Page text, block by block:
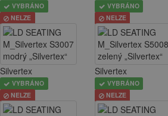
VYBRÁNO
NELZE
VYBRÁNO
NELZE
Silvertex
VYBRÁNO
NELZE
Silvertex
VYBRÁNO
NELZE